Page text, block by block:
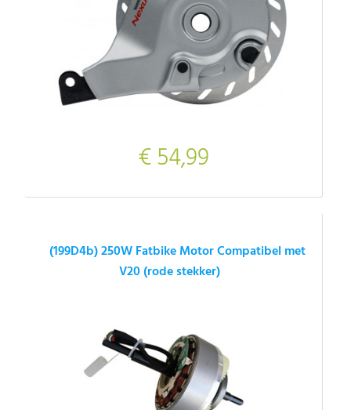
€ 54,99
(199D4b) 250W Fatbike Motor Compatibel met
V20 (rode stekker)